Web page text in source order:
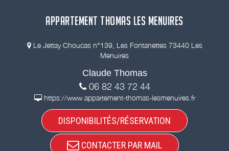
APPARTEMENT THOMAS LES MENUIRES
Le Jettay Choucas n°139, Les Fontanettes 73440 Les
Menuires
Claude Thomas
06 82 43 72 44
https://www.appartement-thomas-lesmenuires.fr
DISPONIBILITÉS/RÉSERVATION
CONTACTER PAR MAIL